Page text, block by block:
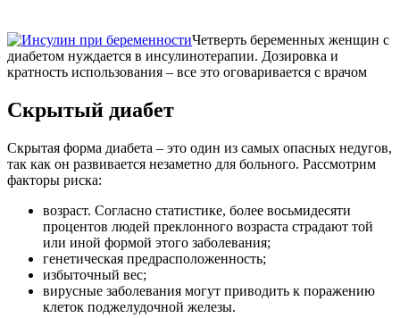
Четверть беременных женщин с
диабетом нуждается в инсулинотерапии. Дозировка и
кратность использования – все это оговаривается с врачом
Скрытый диабет
Скрытая форма диабета – это один из самых опасных недугов,
так как он развивается незаметно для больного. Рассмотрим
факторы риска:
возраст. Согласно статистике, более восьмидесяти
процентов людей преклонного возраста страдают той
или иной формой этого заболевания;
генетическая предрасположенность;
избыточный вес;
вирусные заболевания могут приводить к поражению
клеток поджелудочной железы.